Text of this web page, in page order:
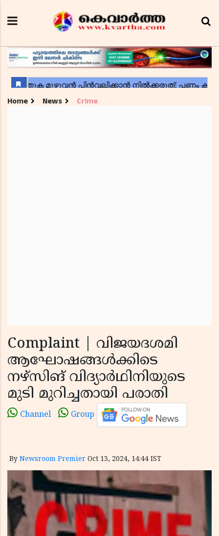
Home News Crime
Complaint | വിജയദശമി
ആഘോഷങ്ങള്‍ക്കിടെ
നഴ്‌സിങ് വിദ്യാര്‍ഥിനിയുടെ
മുടി മുറിച്ചതായി പരാതി
Channel Group
By Newsroom Premier Oct 13, 2024, 14:44 IST